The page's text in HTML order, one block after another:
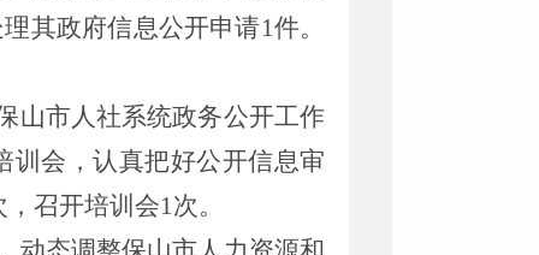
其政府信息公开申请1件。
山市人社系统政务公开工作
训会，认真把好公开信息审
召开培训会1次。